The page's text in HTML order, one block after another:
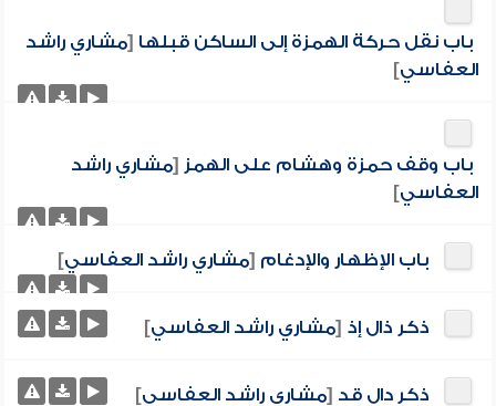
باب نقل حركة الهمزة إلى الساكن قبلها [مشاري راشد
العفاسي]
باب وقف حمزة وهشام على الهمز [مشاري راشد
العفاسي]
باب الإظهار والإدغام [مشاري راشد العفاسي]
ذكر ذال إذ [مشاري راشد العفاسي]
ذكر دال قد [مشاري راشد العفاسي]